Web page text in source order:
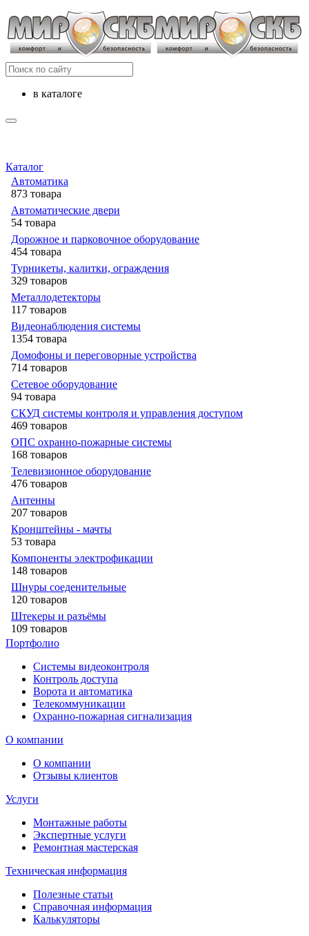
в каталоге
Каталог
Автоматика
873 товара
Автоматические двери
54 товара
Дорожное и парковочное оборудование
454 товара
Турникеты, калитки, ограждения
329 товаров
Металлодетекторы
117 товаров
Видеонаблюдения cистемы
1354 товара
Домофоны и переговорные устройства
714 товаров
Сетевое оборудование
94 товара
СКУД системы контроля и управления доступом
469 товаров
ОПС охранно-пожарные системы
168 товаров
Телевизионное оборудование
476 товаров
Антенны
207 товаров
Кронштейны - мачты
53 товара
Компоненты электрофикации
148 товаров
Шнуры соеденительные
120 товаров
Штекеры и разъёмы
109 товаров
Портфолио
Системы видеоконтроля
Контроль доступа
Ворота и автоматика
Телекоммуникации
Охранно-пожарная сигнализация
О компании
О компании
Отзывы клиентов
Услуги
Монтажные работы
Экспертные услуги
Ремонтная мастерская
Техническая информация
Полезные статьи
Справочная информация
Калькуляторы